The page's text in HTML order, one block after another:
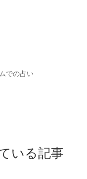
での占い
いる記事